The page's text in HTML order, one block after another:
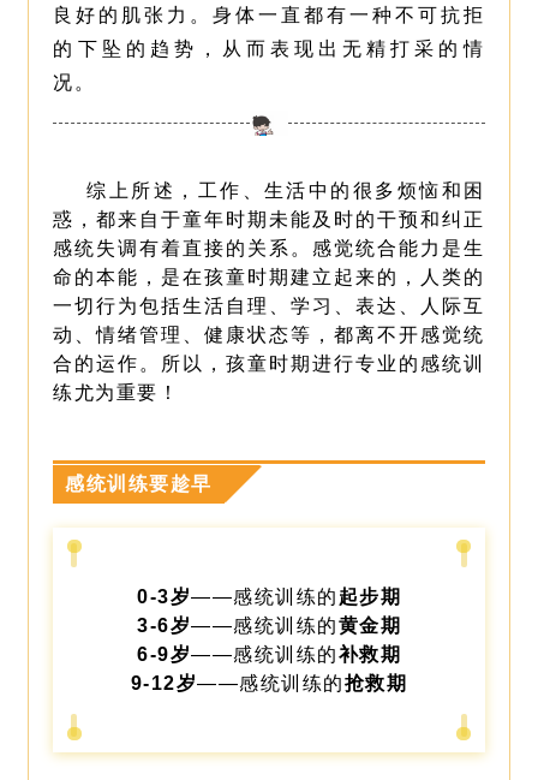
良好的肌张力。身体一直都有一种不可抗拒
的下坠的趋势，从而表现出无精打采的情
况。
综上所述，工作、生活中的很多烦恼和困
惑，都来自于童年时期未能及时的干预和纠正
感统失调有着直接的关系。感觉统合能力是生
命的本能，是在孩童时期建立起来的，
人类的
一切行为包括生活自理、学习、表达、人际互
动、情绪管理、健康状态等，都离不开感觉统
合的运作。 所以，孩童时期进行专业的感统训
练尤为重要！
感统训练要趁早
0-3岁——感统训练的 起步期
3-6岁——感统训练的黄金期
6-9岁——感统训练的补救期
9-12岁——感统训练的抢救期